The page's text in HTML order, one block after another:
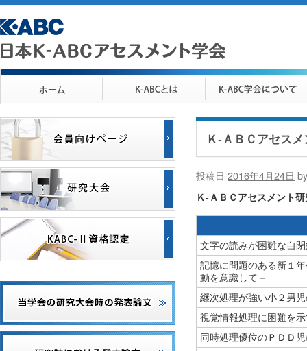
Ｋ-ＡＢＣアセス
投稿日 2016年4月24日 by
Ｋ-ＡＢＣアセスメント
文字の読みが困難な自
記憶に問題のある新１
動を意識して－
継次処理が強い小２男
視覚情報処理に困難を
同時処理優位のＰＤＤ